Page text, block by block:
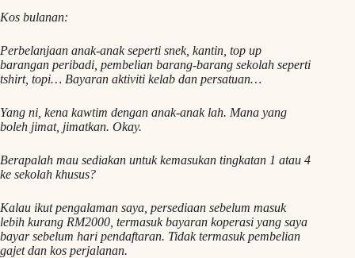
Kos bulanan:
Perbelanjaan anak-anak seperti snek, kantin, top up
barangan peribadi, pembelian barang-barang sekolah seperti
tshirt, topi… Bayaran aktiviti kelab dan persatuan…
Yang ni, kena kawtim dengan anak-anak lah. Mana yang
boleh jimat, jimatkan. Okay.
Berapalah mau sediakan untuk kemasukan tingkatan 1 atau 4
ke sekolah khusus?
Kalau ikut pengalaman saya, persediaan sebelum masuk
lebih kurang RM2000, termasuk bayaran koperasi yang saya
bayar sebelum hari pendaftaran. Tidak termasuk pembelian
gajet dan kos perjalanan.